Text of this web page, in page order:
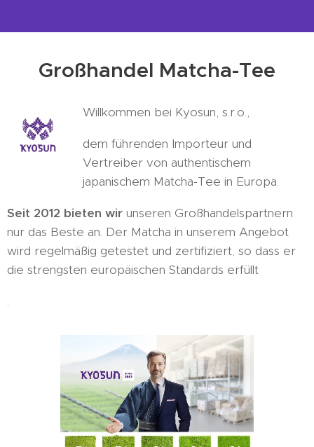
Großhandel Matcha-Tee
Willkommen bei Kyosun, s.r.o.,
dem führenden Importeur und
Vertreiber von authentischem
japanischem Matcha-Tee in Europa.
Seit 2012 bieten wir unseren Großhandelspartnern
nur das Beste an. Der Matcha in unserem Angebot
wird regelmäßig getestet und zertifiziert, so dass er
die strengsten europäischen Standards erfüllt
.